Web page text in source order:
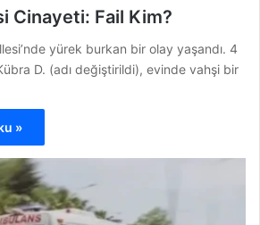
Cinayeti: Fail Kim?
yürek burkan bir olay yaşandı. 4
D. (adı değiştirildi), evinde vahşi bir
»